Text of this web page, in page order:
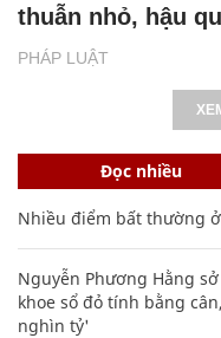
PHÁP LUẬT
thuẫn nhỏ, hậu
Đọc nhiều
Nhiều điểm bất thường
Nguyễn Phương Hằng
khoe sổ đỏ tính bằng
nghìn tỷ'